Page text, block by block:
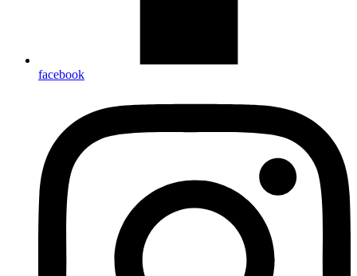
facebook